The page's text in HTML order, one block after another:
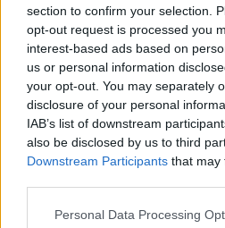
section to confirm your selection.
opt-out request is processed you
interest-based ads based on
us or personal information
your opt-out. You may separately
disclosure of your personal
IAB’s list of downstream
also be disclosed by us to third
Downstream Participants that may
Please note that this website/app
Personal Data Processing
Matkalaskujärjestelmää
myös kululaskujen eli ns.
käsittelyyn.
Matkakustannukset
matkalipuista,
sekä muista työmatkaan